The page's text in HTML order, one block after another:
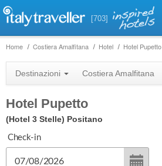
[703]
Home Costiera Amalfitana Hotel Hotel Pupetto
Destinazioni Costiera Amalfitana
Hotel Pupetto
(Hotel 3 Stelle) Positano
Check-in